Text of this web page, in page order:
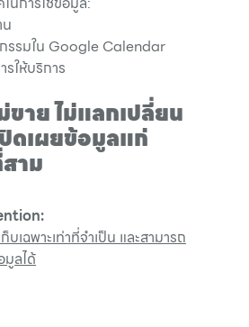
รรมใน Google Calendar
ให้บริการ
ขาย ไม่แลกเปลี่ยน
ปิดเผยข้อมูลแก่
าม
บเฉพาะเท่าที่จำเป็น และสามารถ
ลได้